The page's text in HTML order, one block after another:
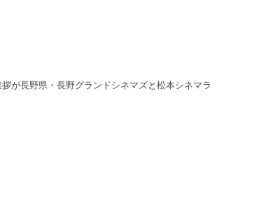
が長野県・長野グランドシネマズと松本シネマラ